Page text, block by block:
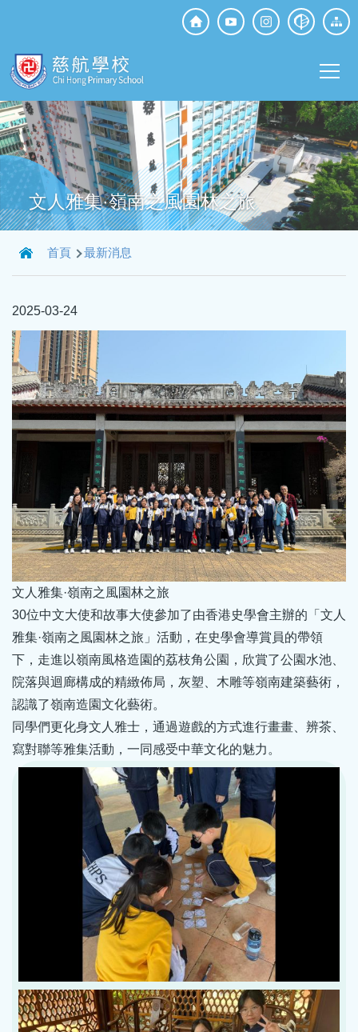
Top
Social
文人雅集·嶺南之風園林之旅
導
航
結
首頁 最新消息
2025-03-24
文人雅集·嶺南之風園林之旅
30位中文大使和故事大使參加了由香港史學會主辦的「文人
雅集·嶺南之風園林之旅」活動，在史學會導賞員的帶領
下，走進以嶺南風格造園的荔枝角公園，欣賞了公園水池、
院落與迴廊構成的精緻佈局，灰塑、木雕等嶺南建築藝術，
認識了嶺南造園文化藝術。
同學們更化身文人雅士，通過遊戲的方式進行畫畫、辨茶、
寫對聯等雅集活動，一同感受中華文化的魅力。